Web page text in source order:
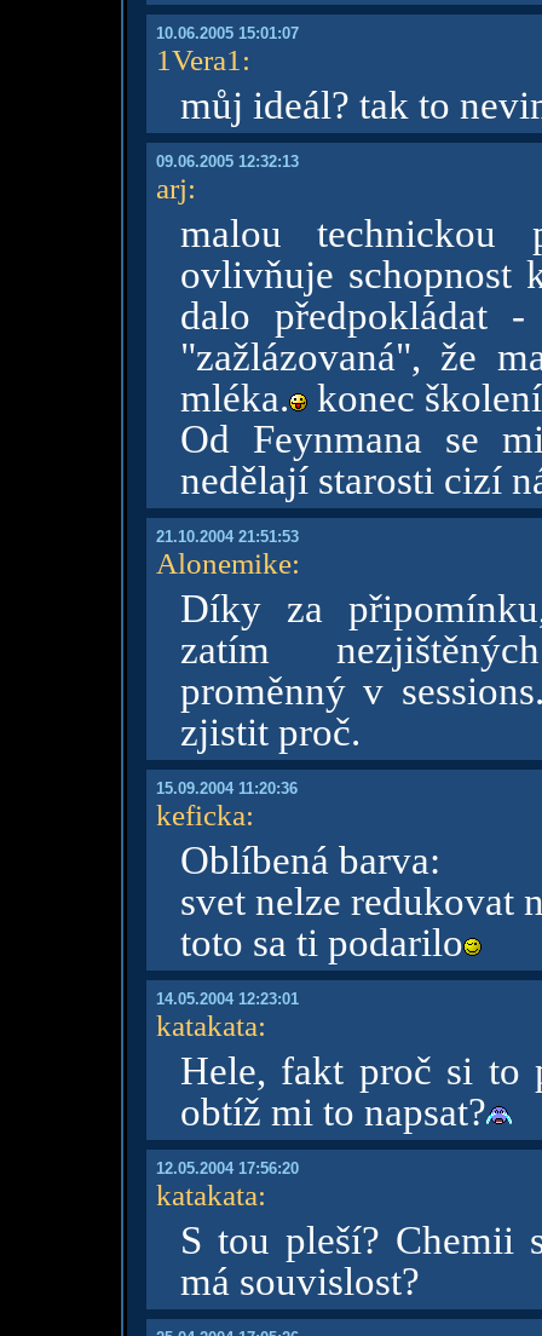
10.06.2005 15:01:07
1Vera1 :
můj ideál? tak to
09.06.2005 12:32:13
arj:
malou technickou
ovlivňuje schopnost
dalo předpokládat
"zažlázovaná", že
mléka. konec
Od Feynmana se
nedělají starosti cizí
21.10.2004 21:51:53
Alonemike:
Díky za
zatím
proměnný v
zjistit proč.
15.09.2004 11:20:36
keficka:
Oblíbená barva:
svet nelze redukovat
toto sa ti podarilo
14.05.2004 12:23:01
katakata:
Hele, fakt proč si to
obtíž mi to napsat?
12.05.2004 17:56:20
katakata:
S tou pleší? Chemii
má souvislost?